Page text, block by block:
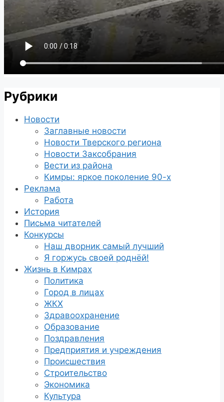
Рубрики
Новости
Заглавные новости
Новости Тверского региона
Новости Заксобрания
Вести из района
Кимры: яркое поколение 90-х
Реклама
Работа
История
Письма читателей
Конкурсы
Наш дворник самый лучший
Я горжусь своей роднёй!
Жизнь в Кимрах
Политика
Город в лицах
ЖКХ
Здравоохранение
Образование
Поздравления
Предприятия и учреждения
Происшествия
Строительство
Экономика
Культура